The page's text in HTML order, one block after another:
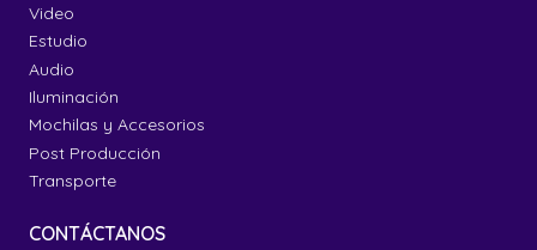
Video
Estudio
Audio
Iluminación
Mochilas y Accesorios
Post Producción
Transporte
CONTÁCTANOS